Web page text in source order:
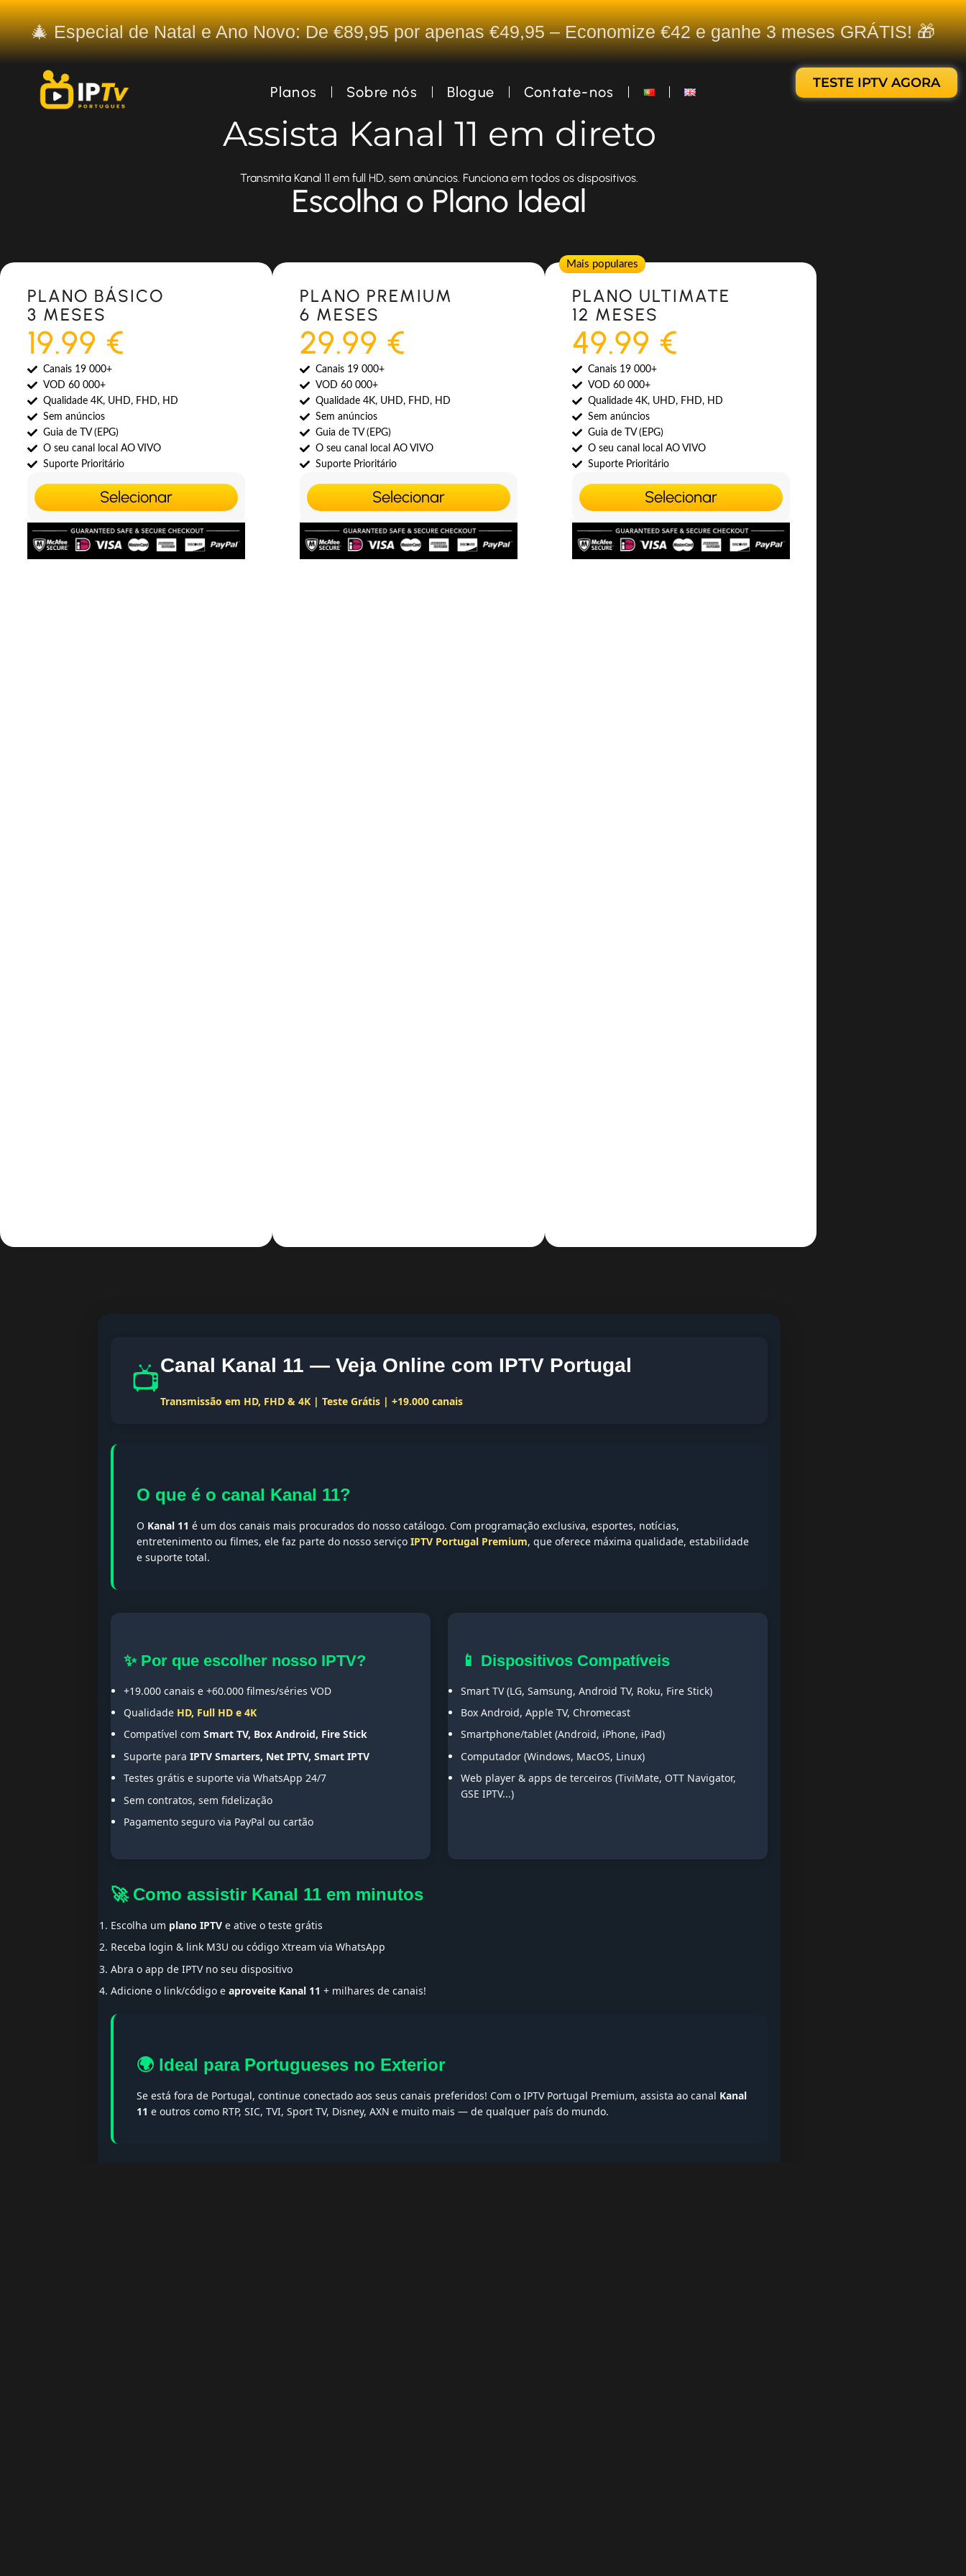
🎄 Especial de Natal e Ano Novo: De €89,95 por apenas €49,95 – Economize €42 e ganhe 3 meses GRÁTIS! 🎁
Planos Sobre nós Blogue Contate-nos
TESTE IPTV AGORA
Assista Kanal 11 em direto
Transmita Kanal 11 em full HD, sem anúncios. Funciona em todos os dispositivos.
Escolha o Plano Ideal
Most Popular
PLANO BÁSICO
3 MESES
19.99 €
Canais 19 000+
VOD 60 000+
Qualidade 4K, UHD, FHD, HD
Sem anúncios
Guia de TV (EPG)
O seu canal local AO VIVO
Suporte Prioritário
Selecionar
Most Popular
PLANO PREMIUM
6 MESES
29.99 €
Canais 19 000+
VOD 60 000+
Qualidade 4K, UHD, FHD, HD
Sem anúncios
Guia de TV (EPG)
O seu canal local AO VIVO
Suporte Prioritário
Selecionar
Mais populares
PLANO ULTIMATE
12 MESES
49.99 €
Canais 19 000+
VOD 60 000+
Qualidade 4K, UHD, FHD, HD
Sem anúncios
Guia de TV (EPG)
O seu canal local AO VIVO
Suporte Prioritário
Selecionar
📺Canal Kanal 11 — Veja Online com IPTV Portugal
Transmissão em HD, FHD & 4K | Teste Grátis | +19.000 canais
O que é o canal Kanal 11?
O Kanal 11 é um dos canais mais procurados do nosso catálogo. Com programação exclusiva, esportes, notícias,
entretenimento ou filmes, ele faz parte do nosso serviço IPTV Portugal Premium, que oferece máxima qualidade, estabilidade
e suporte total.
✨ Por que escolher nosso IPTV?
+19.000 canais e +60.000 filmes/séries VOD
Qualidade HD, Full HD e 4K
Compatível com Smart TV, Box Android, Fire Stick
Suporte para IPTV Smarters, Net IPTV, Smart IPTV
Testes grátis e suporte via WhatsApp 24/7
Sem contratos, sem fidelização
Pagamento seguro via PayPal ou cartão
📱 Dispositivos Compatíveis
Smart TV (LG, Samsung, Android TV, Roku, Fire Stick)
Box Android, Apple TV, Chromecast
Smartphone/tablet (Android, iPhone, iPad)
Computador (Windows, MacOS, Linux)
Web player & apps de terceiros (TiviMate, OTT Navigator,
GSE IPTV...)
🚀 Como assistir Kanal 11 em minutos
Escolha um plano IPTV e ative o teste grátis
Receba login & link M3U ou código Xtream via WhatsApp
Abra o app de IPTV no seu dispositivo
Adicione o link/código e aproveite Kanal 11 + milhares de canais!
🌍 Ideal para Portugueses no Exterior
Se está fora de Portugal, continue conectado aos seus canais preferidos! Com o IPTV Portugal Premium, assista ao canal Kanal
11 e outros como RTP, SIC, TVI, Sport TV, Disney, AXN e muito mais — de qualquer país do mundo.